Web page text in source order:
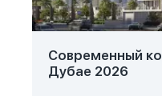
Современный
Дубае 2026